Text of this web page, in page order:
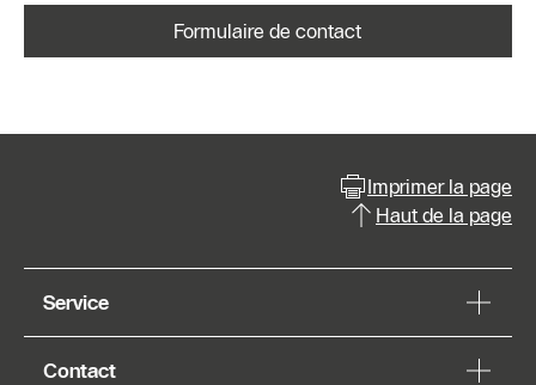
Formulaire de contact
Imprimer la page
Haut de la page
Service
Contact